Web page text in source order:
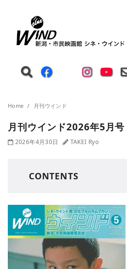
Home 月刊ウインド
月刊ウインド2026年5月
2026年4月30日 TAKEI Ryo
CONTENTS